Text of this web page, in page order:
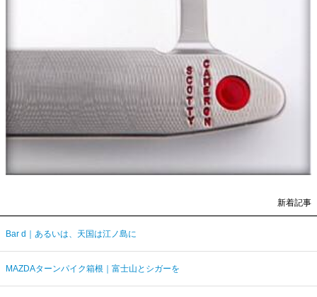
新着記事
Bar d｜あるいは、天国は江ノ島に
MAZDAターンパイク箱根｜富士山とシガーを